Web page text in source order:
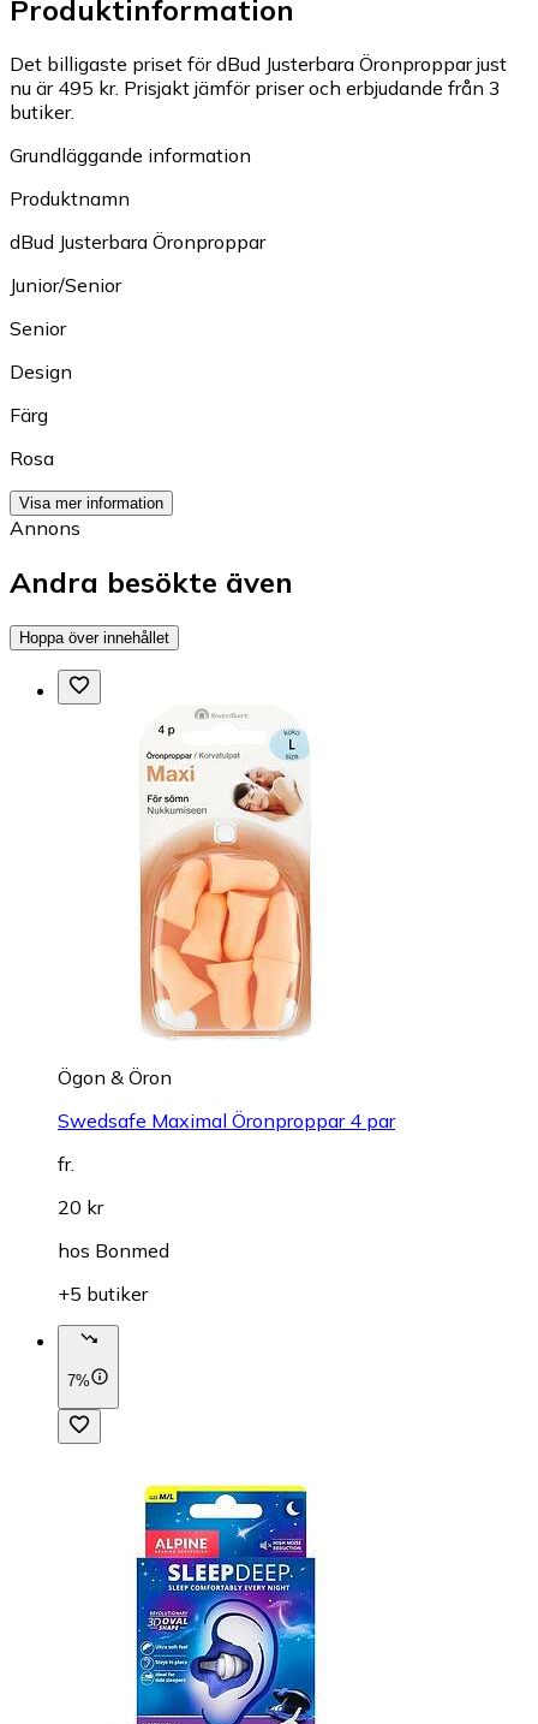
Produktinformation
Det billigaste priset för dBud Justerbara Öronproppar just
nu är 495 kr. Prisjakt jämför priser och erbjudande från 3
butiker.
Grundläggande information
Produktnamn
dBud Justerbara Öronproppar
Junior/Senior
Senior
Design
Färg
Rosa
Visa mer information
Annons
Andra besökte även
Hoppa över innehållet
Ögon & Öron
Swedsafe Maximal Öronproppar 4 par
fr.
20 kr
hos Bonmed
+5 butiker
7%